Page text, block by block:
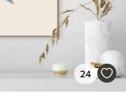
24